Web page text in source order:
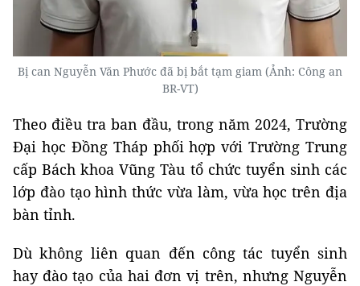
Bị can Nguyễn Văn Phước đã bị bắt tạm giam (Ảnh: Công an
BR-VT)
Theo điều tra ban đầu, trong năm 2024, Trường
Đại học Đồng Tháp phối hợp với Trường Trung
cấp Bách khoa Vũng Tàu tổ chức tuyển sinh các
lớp đào tạo hình thức vừa làm, vừa học trên địa
bàn tỉnh.
Dù không liên quan đến công tác tuyển sinh
hay đào tạo của hai đơn vị trên, nhưng Nguyễn